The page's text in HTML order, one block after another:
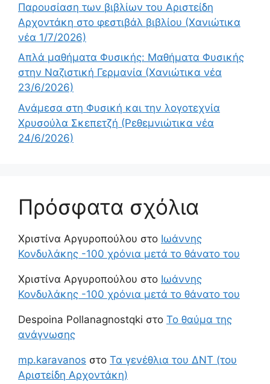
Παρουσίαση των βιβλίων του Αριστείδη
Αρχοντάκη στο φεστιβάλ βιβλίου (Χανιώτικα
νέα 1/7/2026)
Απλά μαθήματα Φυσικής: Μαθήματα Φυσικής
στην Ναζιστική Γερμανία (Χανιώτικα νέα
23/6/2026)
Ανάμεσα στη Φυσική και την λογοτεχνία
Χρυσούλα Σκεπετζή (Ρεθεμνιώτικα νέα
24/6/2026)
Πρόσφατα σχόλια
Χριστίνα Αργυροπούλου στο Ιωάννης
Κονδυλάκης -100 χρόνια μετά το θάνατο του
Χριστίνα Αργυροπούλου στο Ιωάννης
Κονδυλάκης -100 χρόνια μετά το θάνατο του
Despoina Pollanagnostqki στο Το θαύμα της
ανάγνωσης
mp.karavanos στο Τα γενέθλια του ΔΝΤ (του
Αριστείδη Αρχοντάκη)